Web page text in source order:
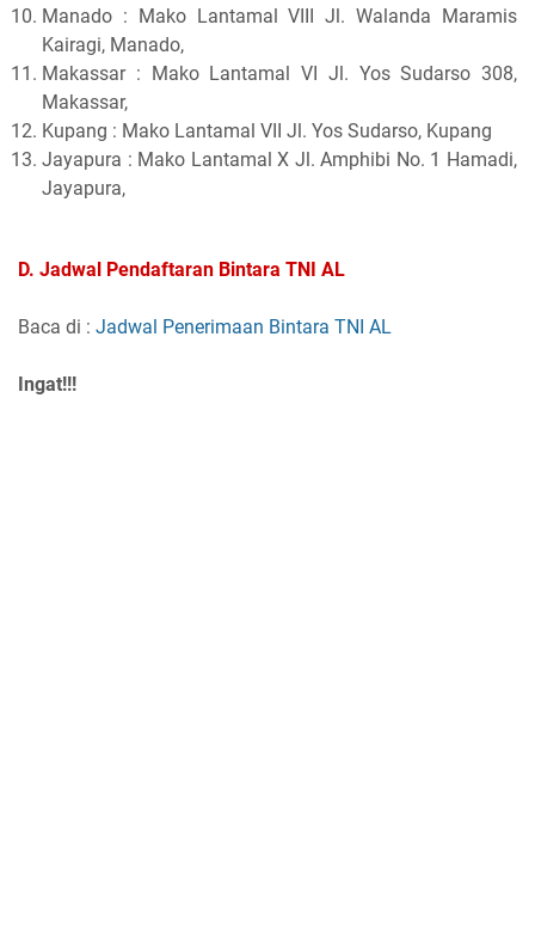
Manado : Mako Lantamal VIII Jl. Walanda Maramis
Kairagi, Manado,
Makassar : Mako Lantamal VI Jl. Yos Sudarso 308,
Makassar,
Kupang : Mako Lantamal VII Jl. Yos Sudarso, Kupang
Jayapura : Mako Lantamal X Jl. Amphibi No. 1 Hamadi,
Jayapura,
D. Jadwal Pendaftaran Bintara TNI AL
Baca di : Jadwal Penerimaan Bintara TNI AL
Ingat!!!